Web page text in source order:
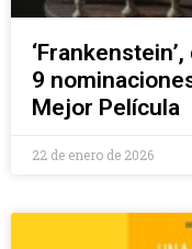
9
Mejor Película
22 de enero de 2026